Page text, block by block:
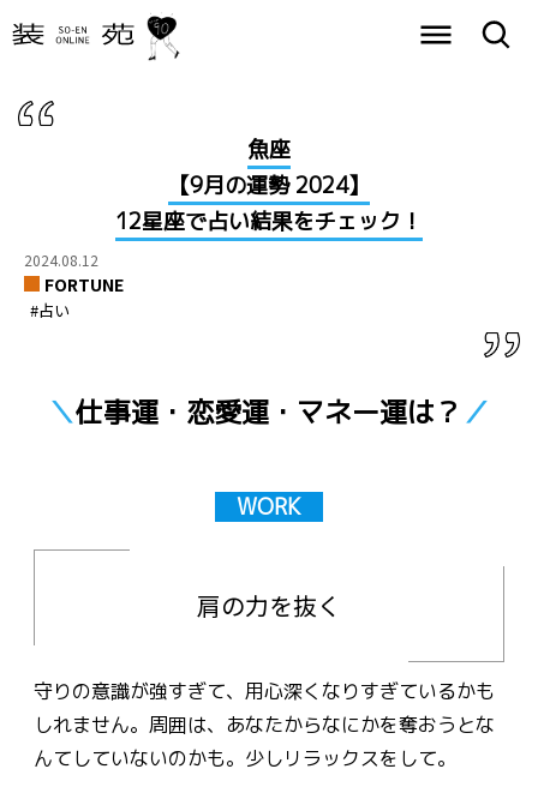
魚座
【9月の運勢 2024】
12星座で占い結果をチェック！
2024.08.12
FORTUNE
#占い
＼仕事運・恋愛運・マネー運は？ ／
WORK
肩の力を抜く
守りの意識が強すぎて、用心深くなりすぎているかも
しれません。周囲は、あなたからなにかを奪おうとな
んてしていないのかも。少しリラックスをして。